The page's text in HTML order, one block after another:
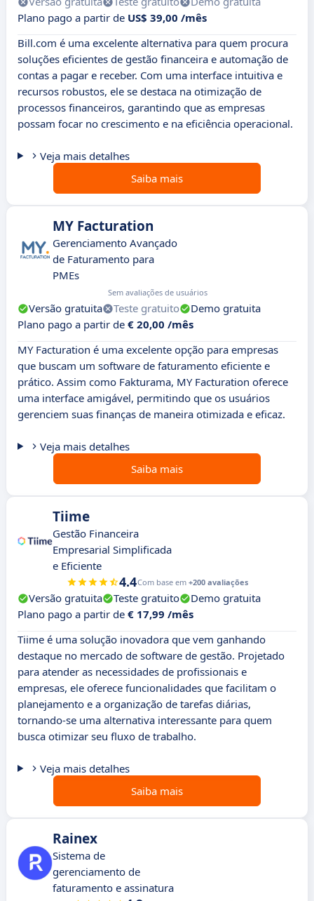
Plano pago a partir de US$ 39,00 /mês
Bill.com é uma excelente alternativa para quem procura
soluções eficientes de gestão financeira e automação de
contas a pagar e receber. Com uma interface intuitiva e
recursos robustos, ele se destaca na otimização de
processos financeiros, garantindo que as empresas
possam focar no crescimento e na eficiência operacional.
Veja mais detalhes
Saiba mais
MY Facturation
Gerenciamento Avançado
de Faturamento para
PMEs
Sem avaliações de usuários
Versão gratuita Teste gratuito
Demo gratuita
Plano pago a partir de € 20,00 /mês
MY Facturation é uma excelente opção para empresas
que buscam um software de faturamento eficiente e
prático. Assim como Fakturama, MY Facturation oferece
uma interface amigável, permitindo que os usuários
gerenciem suas finanças de maneira otimizada e eficaz.
Veja mais detalhes
Saiba mais
Tiime
Gestão Financeira
Empresarial Simplificada
e Eficiente
4.4Com base em +200 avaliações
Versão gratuita Teste gratuito
Demo gratuita
Plano pago a partir de € 17,99 /mês
Tiime é uma solução inovadora que vem ganhando
destaque no mercado de software de gestão. Projetado
para atender as necessidades de profissionais e
empresas, ele oferece funcionalidades que facilitam o
planejamento e a organização de tarefas diárias,
tornando-se uma alternativa interessante para quem
busca otimizar seu fluxo de trabalho.
Veja mais detalhes
Saiba mais
Rainex
Sistema de
gerenciamento de
faturamento e assinatura